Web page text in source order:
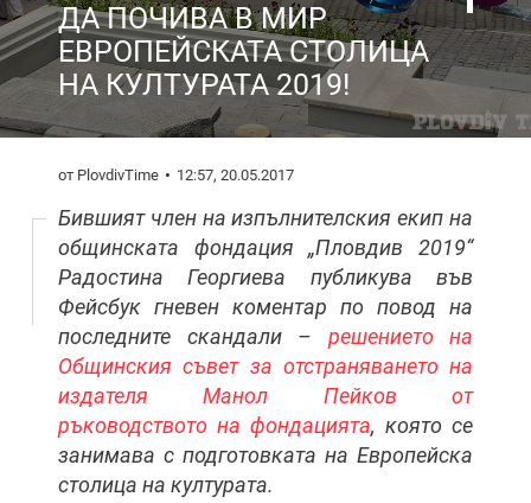
ДА ПОЧИВА В МИР
ЕВРОПЕЙСКАТА СТОЛИЦА
НА КУЛТУРАТА 2019!
от PlovdivTime 12:57, 20.05.2017
Бившият член на изпълнителския екип на
общинската фондация „Пловдив 2019“
Радостина Георгиева публикува във
Фейсбук гневен коментар по повод на
последните скандали – решението на
Общинския съвет за отстраняването на
издателя Манол Пейков от
ръководството на фондацията, която се
занимава с подготовката на Европейска
столица на културата.